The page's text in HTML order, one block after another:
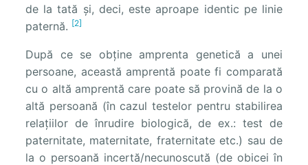
de la tată și, deci, este aproape identic pe linie
paternă. [2]
După ce se obține amprenta genetică a unei
persoane, această amprentă poate fi comparată
cu o altă amprentă care poate să provină de la o
altă persoană (în cazul testelor pentru stabilirea
relațiilor de înrudire biologică, de ex.: test de
paternitate, maternitate, fraternitate etc.) sau de
la o persoană incertă/necunoscută (de obicei în